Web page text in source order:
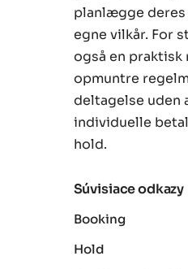
planlægge deres
egne vilkår. For
også en praktisk
opmuntre
deltagelse uden
individuelle
hold.
Súvisiace odkazy
Booking
Hold